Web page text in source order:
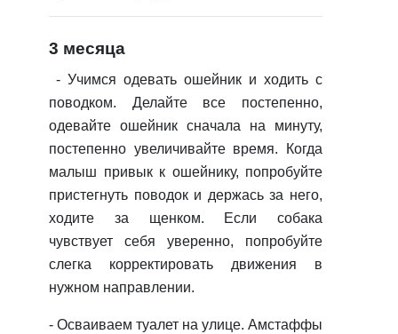
3 месяца
- Учимся одевать ошейник и ходить с
поводком. Делайте все постепенно,
одевайте ошейник сначала на минуту,
постепенно увеличивайте время. Когда
малыш привык к ошейнику, попробуйте
пристегнуть поводок и держась за него,
ходите за щенком. Если собака
чувствует себя уверенно, попробуйте
слегка корректировать движения в
нужном направлении.
- Осваиваем туалет на улице. Амстаффы